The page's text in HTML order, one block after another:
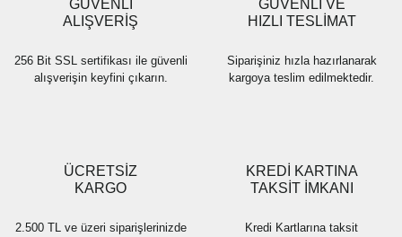
Bu ürüne benzer farklı alternatifler olmalı.
GÜVENLİ
ALIŞVERİŞ
256 Bit SSL sertifikası ile güvenli
alışverişin keyfini çıkarın.
GÜVENLİ VE
HIZLI TESLİMAT
Siparişiniz hızla hazırlanarak
kargoya teslim edilmektedir.
ÜCRETSİZ
KARGO
2.500 TL ve üzeri siparişlerinizde
KREDİ KARTINA
TAKSİT İMKANI
Kredi Kartlarına taksit